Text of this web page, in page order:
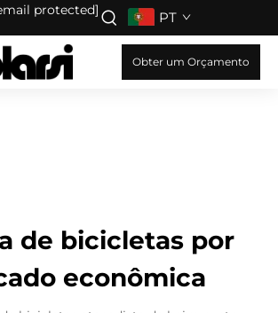
protected] PT
Obter um Orçamento
de bicicletas por
econômica